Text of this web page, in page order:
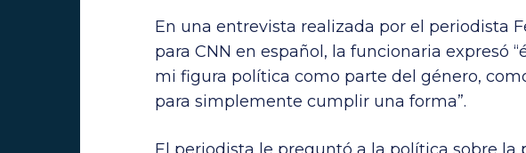
En una entrevista realizada por el periodista
para CNN en español, la funcionaria expresó
mi figura política como parte del género,
para simplemente cumplir una forma”.